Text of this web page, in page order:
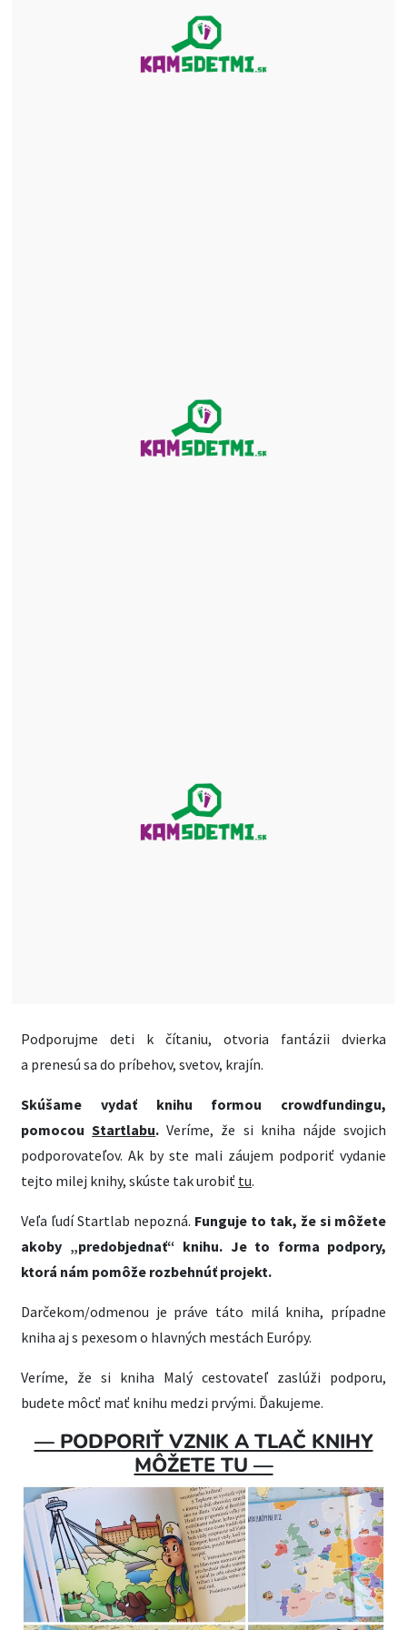
Podporujme deti k čítaniu, otvoria fantázii dvierka
a prenesú sa do príbehov, svetov, krajín.
Skúšame vydať knihu formou crowdfundingu,
pomocouStartlabu. Veríme, že si kniha nájde svojich
podporovateľov. Ak by ste mali záujem podporiť vydanie
tejto milej knihy, skúste tak urobiť tu.
Veľa ľudí Startlab nepozná. Funguje to tak, že si môžete
akoby „predobjednať“ knihu. Je to forma podpory,
ktorá nám pomôže rozbehnúť projekt.
Darčekom/odmenou je práve táto milá kniha, prípadne
kniha aj s pexesom o hlavných mestách Európy.
Veríme, že si kniha Malý cestovateľ zaslúži podporu,
budete môcť mať knihu medzi prvými. Ďakujeme.
— PODPORIŤ VZNIK A TLAČ KNIHY
MÔŽETE TU —